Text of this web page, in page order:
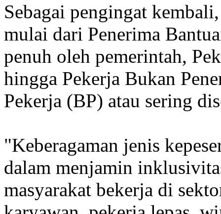
Sebagai pengingat
mulai dari Penerima
penuh oleh pemerintah,
hingga Pekerja Bukan
Pekerja (BP) atau sering
"Keberagaman jenis
dalam menjamin
masyarakat bekerja di